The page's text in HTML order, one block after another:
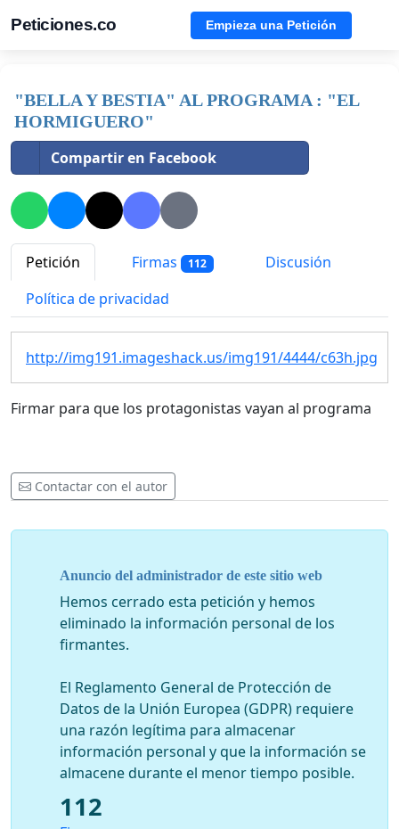
Peticiones.co Empieza una Petición
"BELLA Y BESTIA" AL PROGRAMA : "EL
HORMIGUERO"
Compartir en Facebook
Petición Firmas 112
Discusión
Política de privacidad
http://img191.imageshack.us/img191/4444/c63h.jpg
Firmar para que los protagonistas vayan al programa
Contactar con el autor
Anuncio del administrador de este sitio web
Hemos cerrado esta petición y hemos
eliminado la información personal de los
firmantes.
El Reglamento General de Protección de
Datos de la Unión Europea (GDPR) requiere
una razón legítima para almacenar
información personal y que la información se
almacene durante el menor tiempo posible.
112